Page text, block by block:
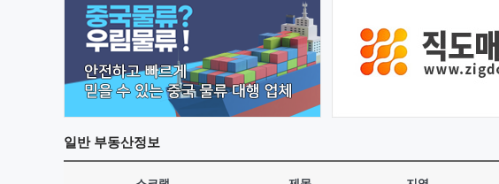
일반부동산정보